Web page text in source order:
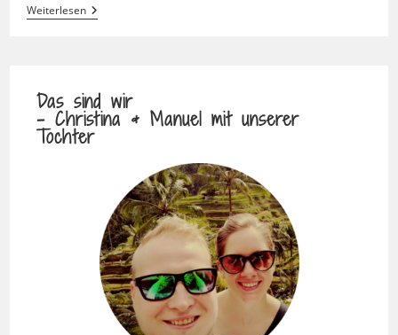
WeiterlesenKuala
Lumpur
Das sind wir
- Christina & Manuel mit unserer
Tochter